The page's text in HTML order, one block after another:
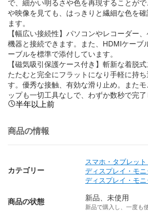
や映像を見ても、はっきりと繊細な色を
ます。
【幅広い接続性】パソコンやレコーダー
機器と接続できます。また、HDMIケーブ
ーブルを標準で添付しています。
【磁気吸引保護ケース付き】斬新な着脱
たたむと完全にフラットになり手軽に持
す。優秀な接触、有効な滑り止め。また
ップも一切工具なしで、わずか数秒で完了
半年以上前
商品の情報
カテゴリー
スマホ・タブレッ
ディスプレイ・モニ
ディスプレイ・モ
商品の状態 新品、未使用
新品で購入し、一度も